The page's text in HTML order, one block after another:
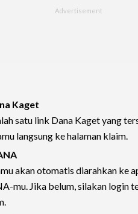
Kaget
satu link Dana Kaget yang
langsung ke halaman klaim.
akan otomatis diarahkan ke
mu. Jika belum, silakan login